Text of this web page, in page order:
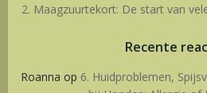
2. Maagzuurtekort: De start van
Recente
Roanna op 6. Huidproblemen,